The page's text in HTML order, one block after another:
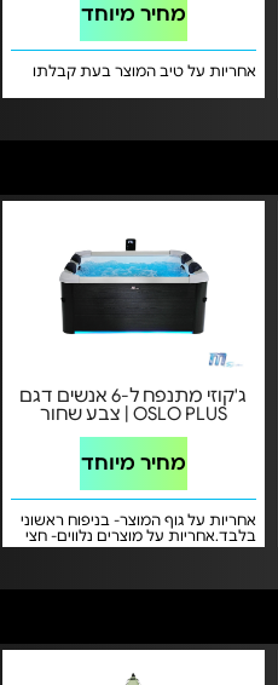
מחיר מיוחד
אחריות על טיב המוצר בעת קבלתו
ג'קוזי מתנפח ל-6 אנשים דגם
OSLO PLUS | צבע שחור
מחיר מיוחד
אחריות על גוף המוצר- בניפוח ראשוני
בלבד.אחריות על מוצרים נלווים- חצי
שנה התקנת גקוזי בידי מתקין בעלות